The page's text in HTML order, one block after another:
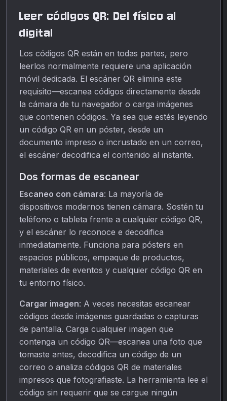
Leer códigos QR: Del físico al
digital
Los códigos QR están en todas partes, pero
leerlos normalmente requiere una aplicación
móvil dedicada. El escáner QR elimina este
requisito—escanea códigos directamente desde
la cámara de tu navegador o carga imágenes
que contienen códigos. Ya sea que estés leyendo
un código QR en un póster, desde un
documento impreso o incrustado en un correo,
el escáner decodifica el contenido al instante.
Dos formas de escanear
Escaneo con cámara: La mayoría de
dispositivos modernos tienen cámara. Sostén tu
teléfono o tableta frente a cualquier código QR,
y el escáner lo reconoce e decodifica
inmediatamente. Funciona para pósters en
espacios públicos, empaque de productos,
materiales de eventos y cualquier código QR en
tu entorno físico.
Cargar imagen: A veces necesitas escanear
códigos desde imágenes guardadas o capturas
de pantalla. Carga cualquier imagen que
contenga un código QR—escanea una foto que
tomaste antes, decodifica un código de un
correo o analiza códigos QR de materiales
impresos que fotografiaste. La herramienta lee el
código sin requerir que se cargue ningún